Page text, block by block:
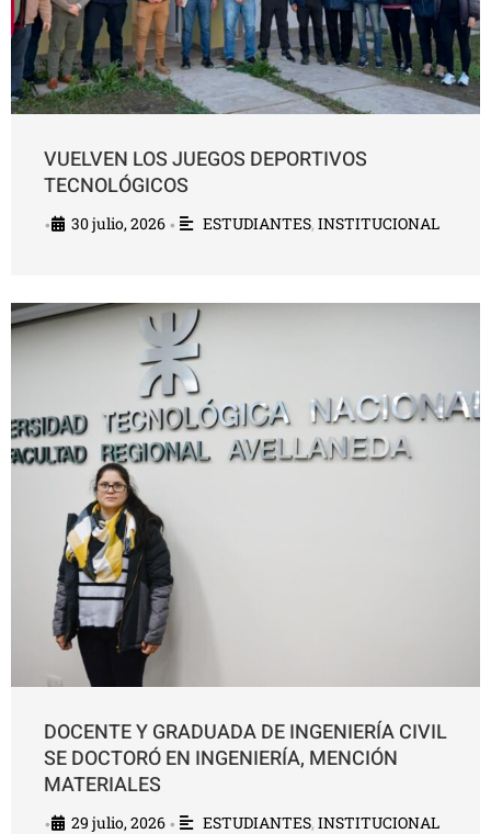
VUELVEN LOS JUEGOS DEPORTIVOS
TECNOLÓGICOS
• 30 julio, 2026 • ESTUDIANTES, INSTITUCIONAL
DOCENTE Y GRADUADA DE INGENIERÍA CIVIL
SE DOCTORÓ EN INGENIERÍA, MENCIÓN
MATERIALES
• 29 julio, 2026 • ESTUDIANTES, INSTITUCIONAL